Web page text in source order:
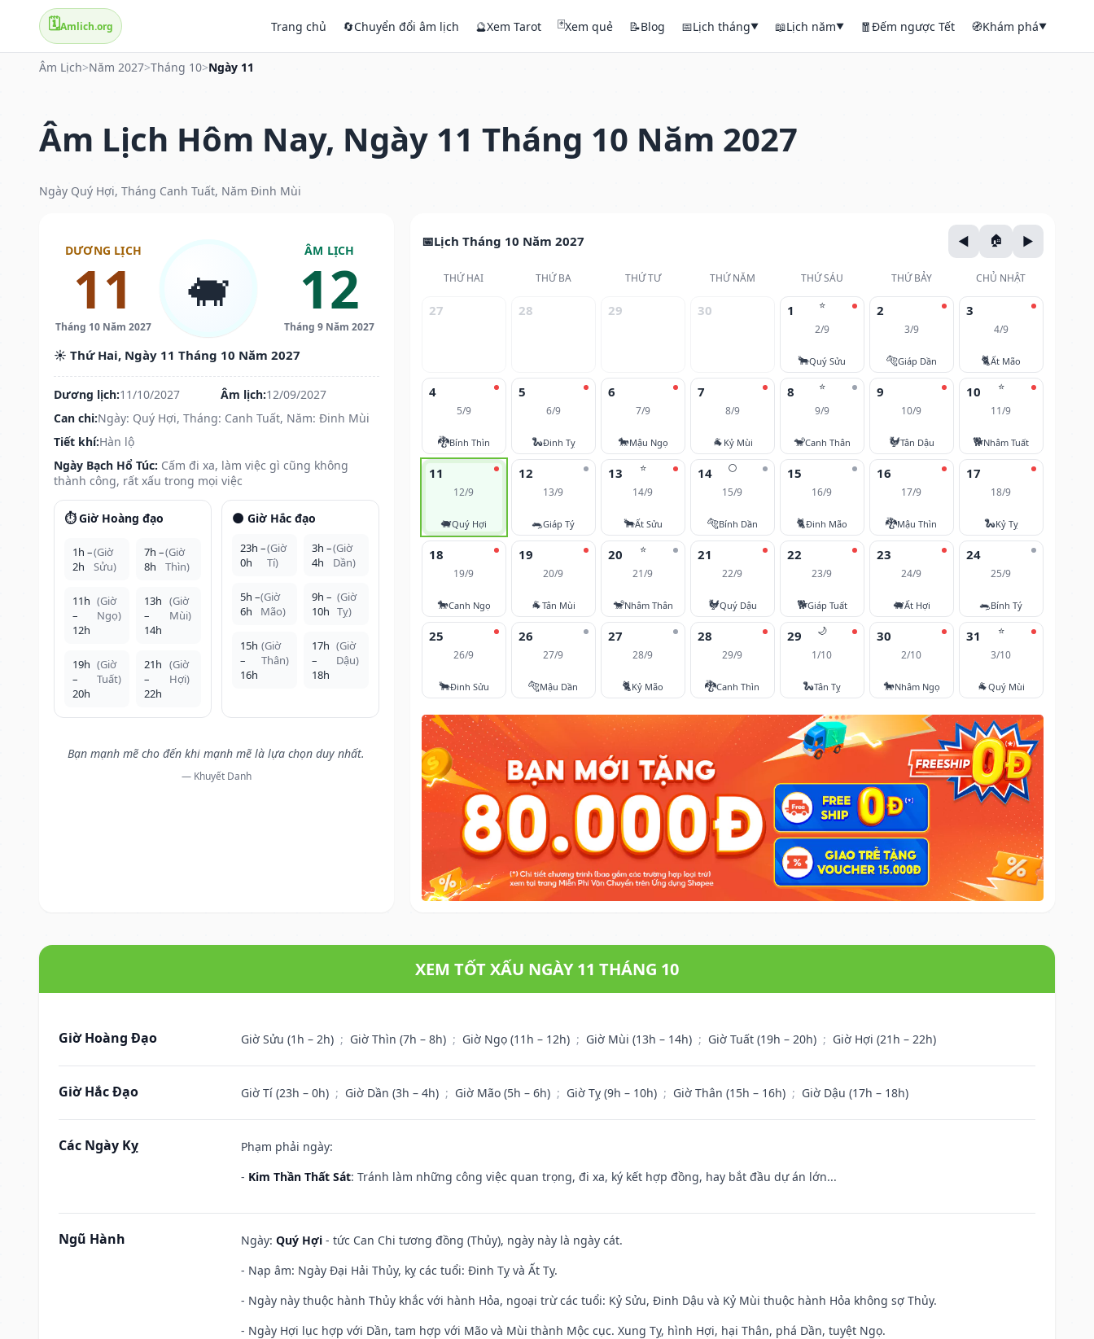
🗓️Amlich.org Trang chủ 🔄Chuyển đổi âm lịch 🔮Xem Tarot 🃏Xem quẻ 📝Blog 📅Lịch tháng▼ 📖Lịch năm▼ 🧧Đếm ngược Tết 🧭Khám phá▼
Âm Lịch>Năm 2027>Tháng 10>Ngày 11
Âm Lịch Hôm Nay, Ngày 11 Tháng 10 Năm 2027
Ngày Quý Hợi, Tháng Canh Tuất, Năm Đinh Mùi
DƯƠNG LỊCH
11
Tháng 10 Năm 2027
🐖
ÂM LỊCH
12
Tháng 9 Năm 2027
☀️ Thứ Hai, Ngày 11 Tháng 10 Năm 2027
Dương lịch:11/10/2027 Âm lịch:12/09/2027
Can chi:Ngày: Quý Hợi, Tháng: Canh Tuất, Năm: Đinh Mùi
Tiết khí:Hàn lộ
Ngày Bạch Hổ Túc: Cấm đi xa, làm việc gì cũng không
thành công, rất xấu trong mọi việc
⏱️ Giờ Hoàng đạo
1h –
2h
(Giờ
Sửu)
7h –
8h
(Giờ
Thìn)
11h
–
12h
(Giờ
Ngọ)
13h
–
14h
(Giờ
Mùi)
19h
–
20h
(Giờ
Tuất)
21h
–
22h
(Giờ
Hợi)
🌑 Giờ Hắc đạo
23h –
0h
(Giờ
Tí)
3h –
4h
(Giờ
Dần)
5h –
6h
(Giờ
Mão)
9h –
10h
(Giờ
Tỵ)
15h
–
16h
(Giờ
Thân)
17h
–
18h
(Giờ
Dậu)
Bạn mạnh mẽ cho đến khi mạnh mẽ là lựa chọn duy nhất.
— Khuyết Danh
Lịch Tháng 10 Năm 2027
THỨ HAI THỨ BA THỨ TƯ THỨ NĂM THỨ SÁU THỨ BẢY CHỦ NHẬT
27 28 29 30 ⭐
1
2/9
🐂Quý Sửu
2
3/9
🐅Giáp Dần
3
4/9
🐈Ất Mão
4
5/9
🐉Bính Thìn
5
6/9
🐍Đinh Tỵ
6
7/9
🐎Mậu Ngọ
7
8/9
🐐 Kỷ Mùi
⭐
8
9/9
🐒Canh Thân
9
10/9
🐓Tân Dậu
⭐
10
11/9
🐕Nhâm Tuất
11
12/9
🐖Quý Hợi
12
13/9
🐀Giáp Tý
⭐
13
14/9
🐂Ất Sửu
🌕
14
15/9
🐅Bính Dần
15
16/9
🐈Đinh Mão
16
17/9
🐉Mậu Thìn
17
18/9
🐍Kỷ Tỵ
18
19/9
🐎Canh Ngọ
19
20/9
🐐Tân Mùi
⭐
20
21/9
🐒Nhâm Thân
21
22/9
🐓Quý Dậu
22
23/9
🐕Giáp Tuất
23
24/9
🐖Ất Hợi
24
25/9
🐀Bính Tý
25
26/9
🐂Đinh Sửu
26
27/9
🐅Mậu Dần
27
28/9
🐈Kỷ Mão
28
29/9
🐉Canh Thìn
🌙
29
1/10
🐍Tân Tỵ
30
2/10
🐎Nhâm Ngọ
⭐
31
3/10
🐐Quý Mùi
XEM TỐT XẤU NGÀY 11 THÁNG 10
Giờ Hoàng Đạo Giờ Sửu (1h – 2h) ; Giờ Thìn (7h – 8h) ; Giờ Ngọ (11h – 12h) ; Giờ Mùi (13h – 14h) ; Giờ Tuất (19h – 20h) ; Giờ Hợi (21h – 22h)
Giờ Hắc Đạo Giờ Tí (23h – 0h) ; Giờ Dần (3h – 4h) ; Giờ Mão (5h – 6h) ; Giờ Tỵ (9h – 10h) ; Giờ Thân (15h – 16h) ; Giờ Dậu (17h – 18h)
Các Ngày Kỵ
Phạm phải ngày:
- Kim Thần Thất Sát: Tránh làm những công việc quan trọng, đi xa, ký kết hợp đồng, hay bắt đầu dự án lớn...
Ngũ Hành Ngày: Quý Hợi - tức Can Chi tương đồng (Thủy), ngày này là ngày cát.
- Nạp âm: Ngày Đại Hải Thủy, kỵ các tuổi: Đinh Tỵ và Ất Tỵ.
- Ngày này thuộc hành Thủy khắc với hành Hỏa, ngoại trừ các tuổi: Kỷ Sửu, Đinh Dậu và Kỷ Mùi thuộc hành Hỏa không sợ Thủy.
- Ngày Hợi lục hợp với Dần, tam hợp với Mão và Mùi thành Mộc cục. Xung Tỵ, hình Hợi, hại Thân, phá Dần, tuyệt Ngọ.